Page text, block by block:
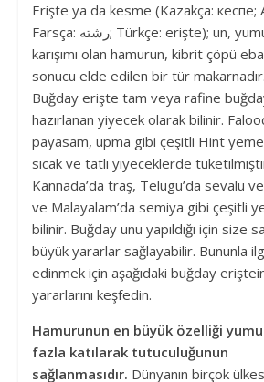
Erişte ya da kesme (Kazakça: кеспе;
Farsça: رشته; Türkçe: erişte); un, yumurta, yağ ve tuz
karışımı olan hamurun, kibrit çöpü
sonucu elde edilen bir tür makarnadır.
Buğday erişte tam veya rafine
hazırlanan yiyecek olarak bilinir.
payasam, upma gibi çeşitli Hint
sıcak ve tatlı yiyeceklerde
Kannada’da traş, Telugu’da sevalu
ve Malayalam’da semiya gibi çeşitli
bilinir. Buğday unu yapıldığı için size
büyük yararlar sağlayabilir. Bununla
edinmek için aşağıdaki buğday
yararlarını keşfedin.
Hamurunun en büyük özelliği
fazla katılarak tutuculuğunun
sağlanmasıdır. Dünyanın birçok